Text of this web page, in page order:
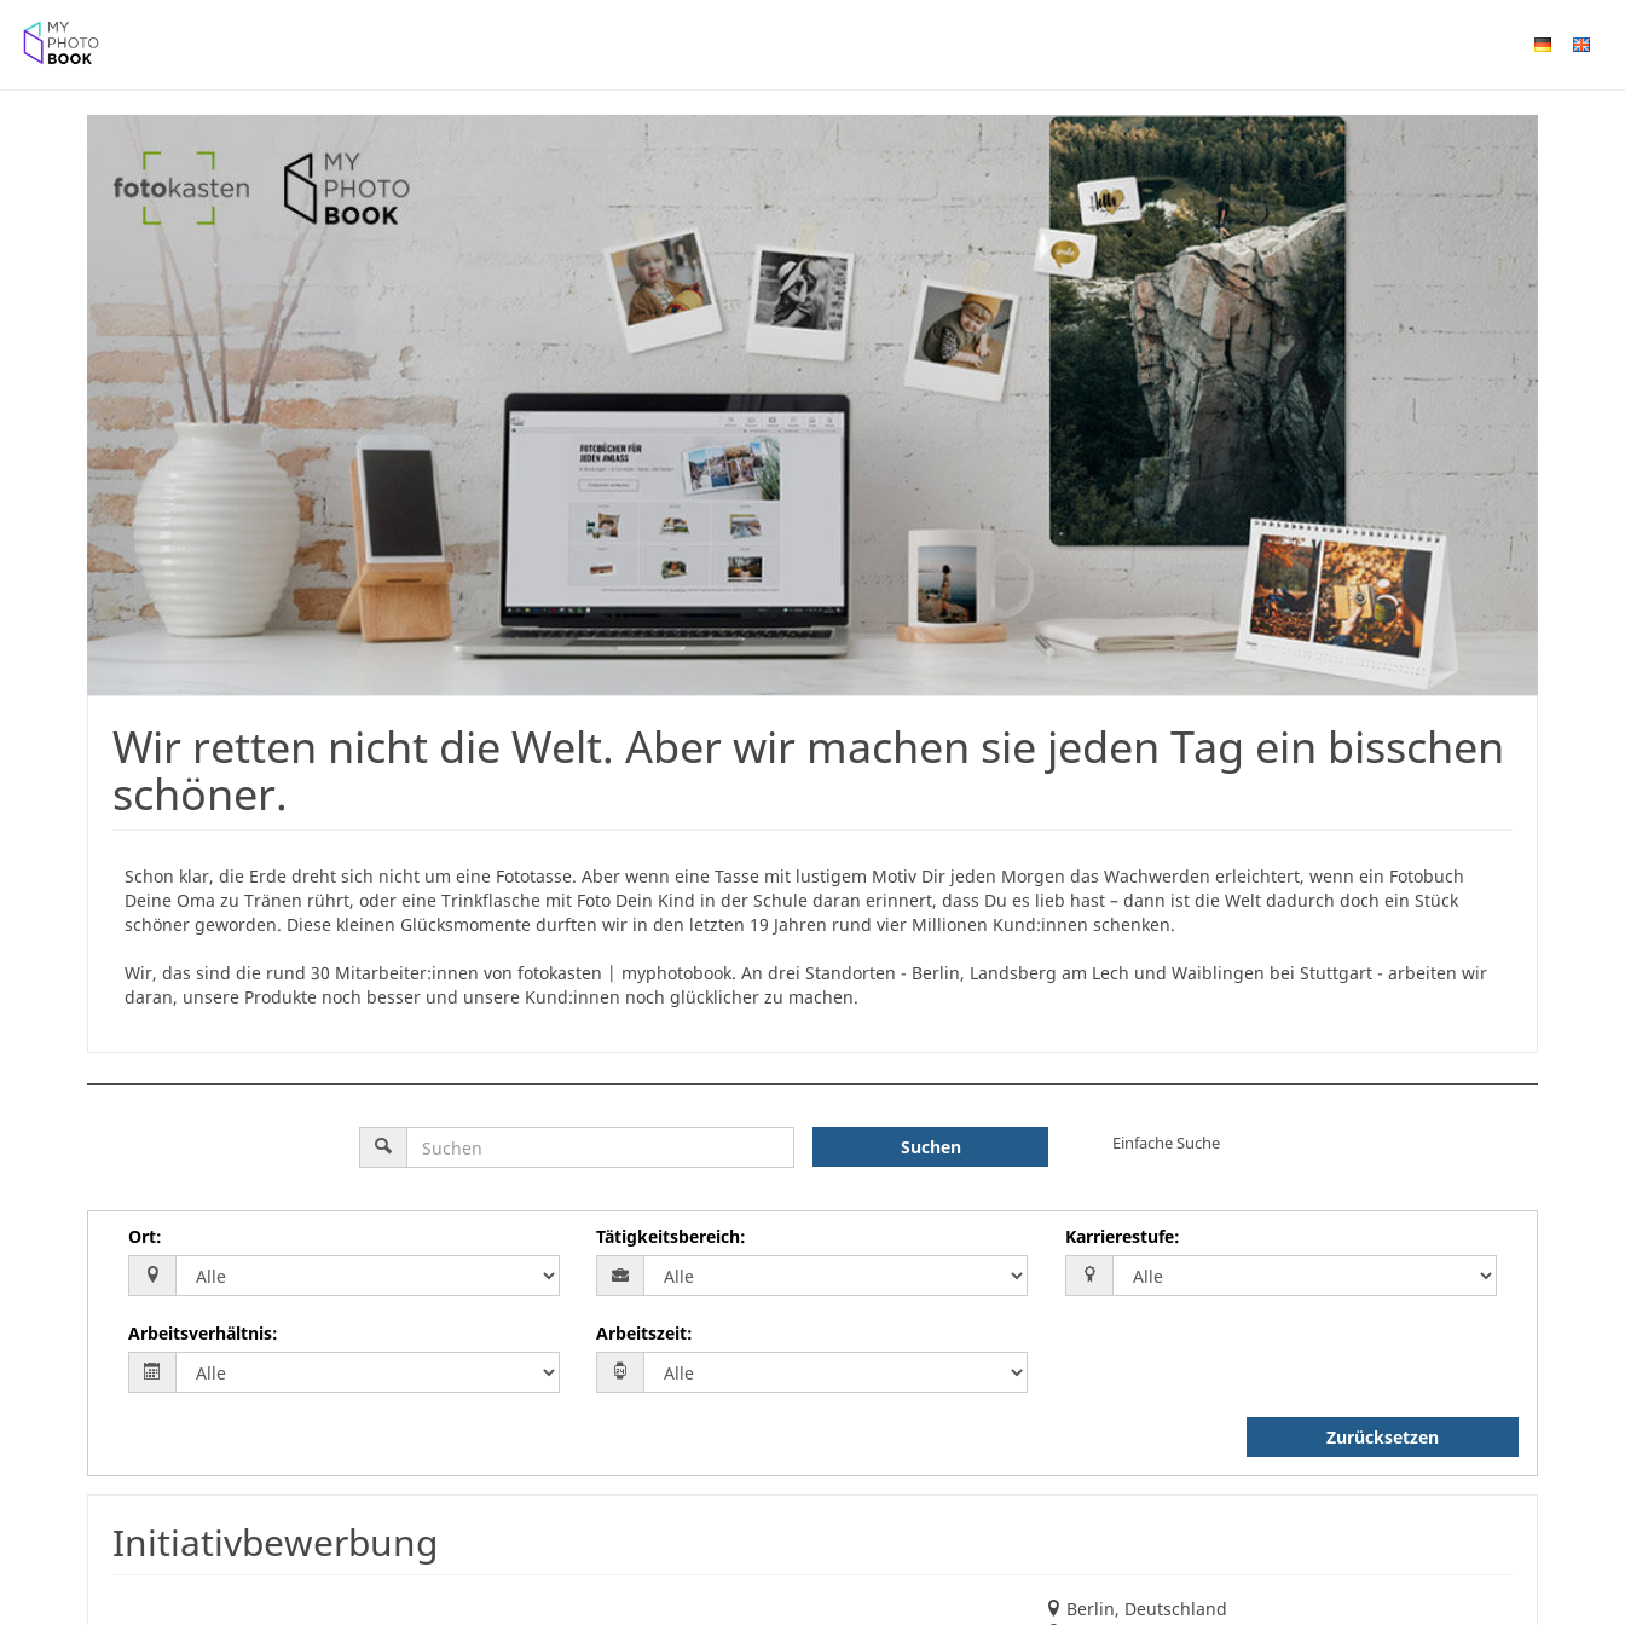
Wir retten nicht die Welt. Aber wir machen sie jeden Tag ein bisschen
schöner.
Schon klar, die Erde dreht sich nicht um eine Fototasse. Aber wenn eine Tasse mit lustigem Motiv Dir jeden Morgen das Wachwerden erleichtert, wenn ein Fotobuch
Deine Oma zu Tränen rührt, oder eine Trinkflasche mit Foto Dein Kind in der Schule daran erinnert, dass Du es lieb hast – dann ist die Welt dadurch doch ein Stück
schöner geworden. Diese kleinen Glücksmomente durften wir in den letzten 19 Jahren rund vier Millionen Kund:innen schenken.
Wir, das sind die rund 30 Mitarbeiter:innen von fotokasten | myphotobook. An drei Standorten - Berlin, Landsberg am Lech und Waiblingen bei Stuttgart - arbeiten wir
daran, unsere Produkte noch besser und unsere Kund:innen noch glücklicher zu machen.
Suchen Einfache Suche
Ort: Tätigkeitsbereich: Karrierestufe:
Arbeitsverhältnis: Arbeitszeit:
Zurücksetzen
Initiativbewerbung
Berlin, Deutschland